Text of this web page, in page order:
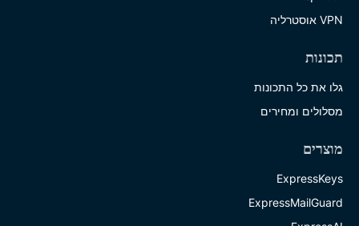
VPN אוסטרליה
תכונות
גלו את כל התכונות
מסלולים ומחירים
מוצרים
ExpressKeys
ExpressMailGuard